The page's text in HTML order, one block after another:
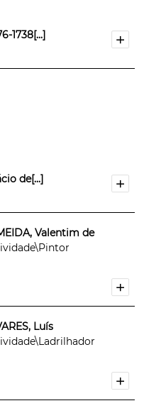
1738[...]
de[...]
Valentim de
Luís